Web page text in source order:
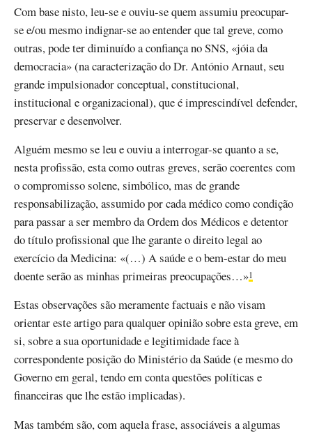
Com base nisto, leu-se e ouviu-se quem assumiu preocupar-
se e/ou mesmo indignar-se ao entender que tal greve, como
outras, pode ter diminuído a confiança no SNS, «jóia da
democracia» (na caracterização do Dr. António Arnaut, seu
grande impulsionador conceptual, constitucional,
institucional e organizacional), que é imprescindível defender,
preservar e desenvolver.
Alguém mesmo se leu e ouviu a interrogar-se quanto a se,
nesta profissão, esta como outras greves, serão coerentes com
o compromisso solene, simbólico, mas de grande
responsabilização, assumido por cada médico como condição
para passar a ser membro da Ordem dos Médicos e detentor
do título profissional que lhe garante o direito legal ao
exercício da Medicina: «(…) A saúde e o bem-estar do meu
doente serão as minhas primeiras preocupações…»1
Estas observações são meramente factuais e não visam
orientar este artigo para qualquer opinião sobre esta greve, em
si, sobre a sua oportunidade e legitimidade face à
correspondente posição do Ministério da Saúde (e mesmo do
Governo em geral, tendo em conta questões políticas e
financeiras que lhe estão implicadas).
Mas também são, com aquela frase, associáveis a algumas